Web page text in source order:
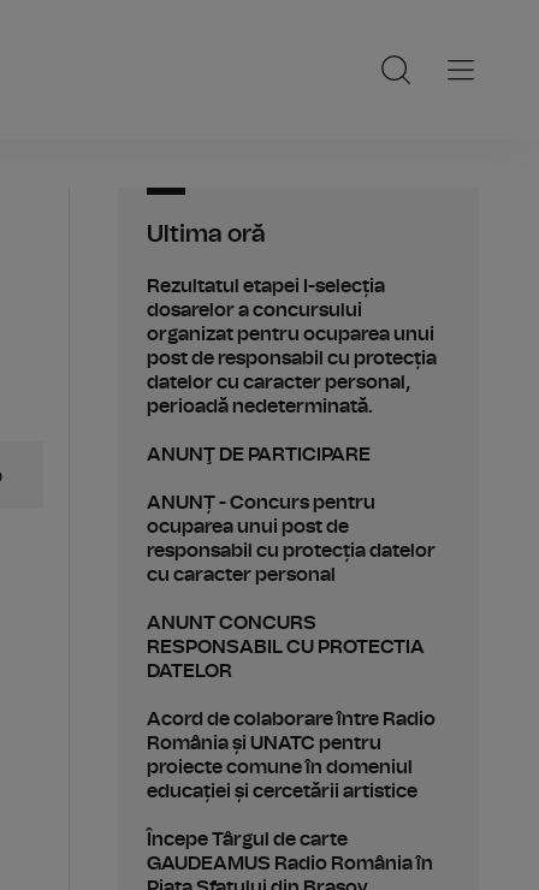
Ultima oră
Rezultatul etapei I-selecția
dosarelor a concursului
organizat pentru ocuparea unui
post de responsabil cu protecția
datelor cu caracter personal,
perioadă nedeterminată.
ANUNŢ DE PARTICIPARE
ANUNȚ - Concurs pentru
ocuparea unui post de
responsabil cu protecția datelor
cu caracter personal
ANUNT CONCURS
RESPONSABIL CU PROTECTIA
DATELOR
Acord de colaborare între Radio
România și UNATC pentru
proiecte comune în domeniul
educației și cercetării artistice
Începe Târgul de carte
GAUDEAMUS Radio România în